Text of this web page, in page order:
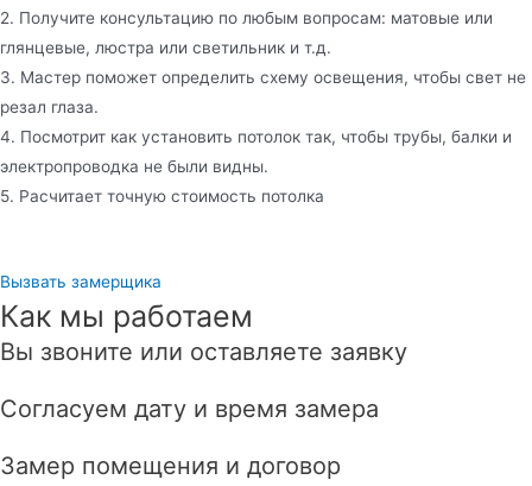
2. Получите консультацию по любым вопросам: матовые или
глянцевые, люстра или светильник и т.д.
3. Мастер поможет определить схему освещения, чтобы свет не
резал глаза.
4. Посмотрит как установить потолок так, чтобы трубы, балки и
электропроводка не были видны.
5. Расчитает точную стоимость потолка
Вызвать замерщика
Как мы работаем
Вы звоните или оставляете заявку
Согласуем дату и время замера
Замер помещения и договор